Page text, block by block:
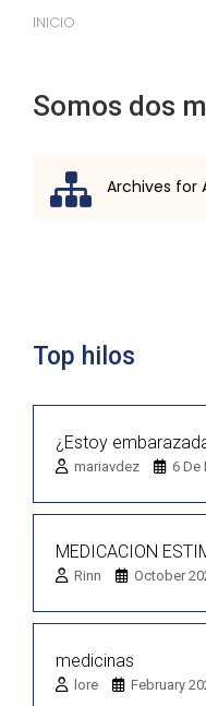
INICIO
Somos dos
Archives for
Top hilos
¿Estoy
mariavdez 6 De
MEDICACION
Rinn October
medicinas
lore February